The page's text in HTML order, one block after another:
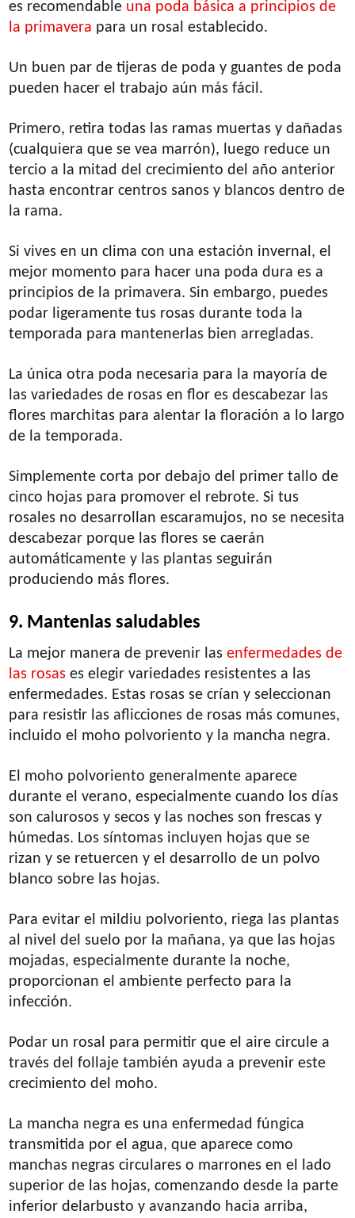
es recomendable una poda básica a principios de
la primavera para un rosal establecido.
Un buen par de tijeras de poda y guantes de poda
pueden hacer el trabajo aún más fácil.
Primero, retira todas las ramas muertas y dañadas
(cualquiera que se vea marrón), luego reduce un
tercio a la mitad del crecimiento del año anterior
hasta encontrar centros sanos y blancos dentro de
la rama.
Si vives en un clima con una estación invernal, el
mejor momento para hacer una poda dura es a
principios de la primavera. Sin embargo, puedes
podar ligeramente tus rosas durante toda la
temporada para mantenerlas bien arregladas.
La única otra poda necesaria para la mayoría de
las variedades de rosas en flor es descabezar las
flores marchitas para alentar la floración a lo largo
de la temporada.
Simplemente corta por debajo del primer tallo de
cinco hojas para promover el rebrote. Si tus
rosales no desarrollan escaramujos, no se necesita
descabezar porque las flores se caerán
automáticamente y las plantas seguirán
produciendo más flores.
9. Mantenlas saludables
La mejor manera de prevenir lasenfermedades de
las rosas es elegir variedades resistentes a las
enfermedades. Estas rosas se crían y seleccionan
para resistir las aflicciones de rosas más comunes,
incluido el moho polvoriento y la mancha negra.
El moho polvoriento generalmente aparece
durante el verano, especialmente cuando los días
son calurosos y secos y las noches son frescas y
húmedas. Los síntomas incluyen hojas que se
rizan y se retuercen y el desarrollo de un polvo
blanco sobre las hojas.
Para evitar el mildiu polvoriento, riega las plantas
al nivel del suelo por la mañana, ya que las hojas
mojadas, especialmente durante la noche,
proporcionan el ambiente perfecto para la
infección.
Podar un rosal para permitir que el aire circule a
través del follaje también ayuda a prevenir este
crecimiento del moho.
La mancha negra es una enfermedad fúngica
transmitida por el agua, que aparece como
manchas negras circulares o marrones en el lado
superior de las hojas, comenzando desde la parte
inferior delarbusto y avanzando hacia arriba,